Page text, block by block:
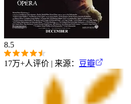
8.5
17万+人评价 | 来源： 豆瓣